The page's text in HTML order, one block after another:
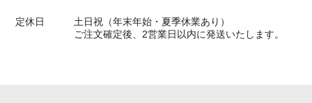
定休日
土日祝（年末年始・夏季休業あり）
ご注文確定後、2営業日以内に発送いたします。